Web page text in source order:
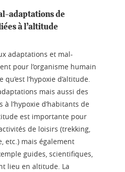
adaptations de
à l’altitude
adaptations et mal-
pour l’organisme humain
l’hypoxie d’altitude.
mais aussi des
l’hypoxie d’habitants de
est importante pour
de loisirs (trekking,
etc.) mais également
guides, scientifiques,
lieu en altitude. La